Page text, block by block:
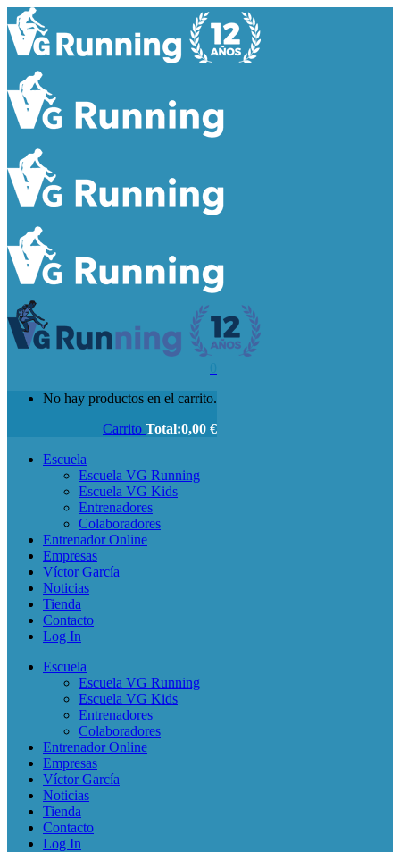
No hay productos en el carrito.
Carrito Total:0,00 €
Escuela
Escuela VG Running
Escuela VG Kids
Entrenadores
Colaboradores
Entrenador Online
Empresas
Víctor García
Noticias
Tienda
Contacto
Log In
Escuela
Escuela VG Running
Escuela VG Kids
Entrenadores
Colaboradores
Entrenador Online
Empresas
Víctor García
Noticias
Tienda
Contacto
Log In